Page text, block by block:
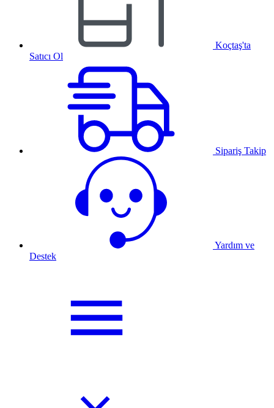
Koçtaş'ta
Satıcı Ol
Sipariş Takip
Yardım ve
Destek